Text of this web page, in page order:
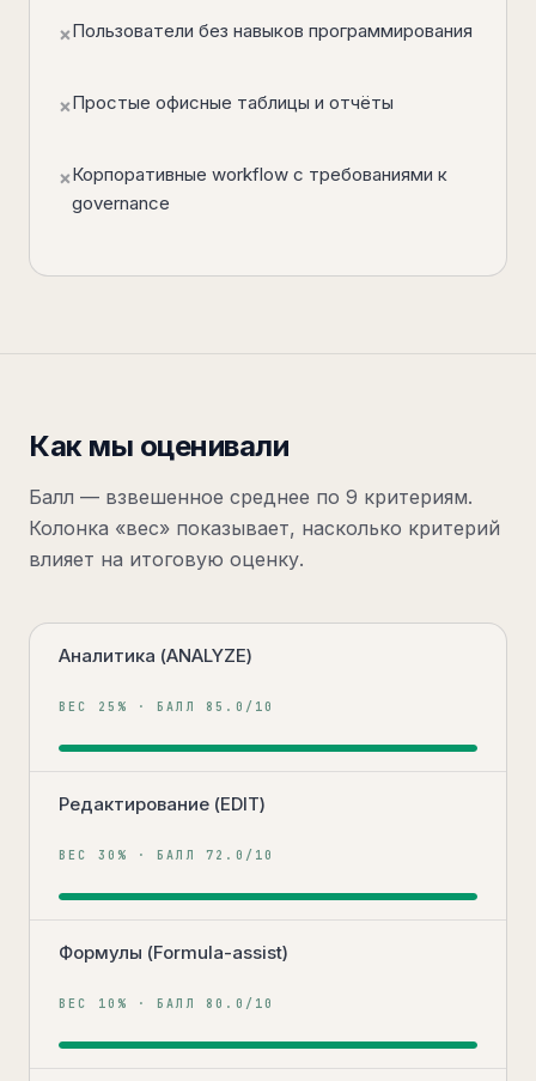
×Пользователи без навыков программирования
×Простые офисные таблицы и отчёты
×Корпоративные workflow с требованиями к
governance
Как мы оценивали
Балл — взвешенное среднее по 9 критериям.
Колонка «вес» показывает, насколько критерий
влияет на итоговую оценку.
Аналитика (ANALYZE)
ВЕС 25 % · БАЛЛ 85.0 /10
Редактирование (EDIT)
ВЕС 30 % · БАЛЛ72.0 /10
Формулы (Formula-assist)
ВЕС 10 % · БАЛЛ 80.0 /10